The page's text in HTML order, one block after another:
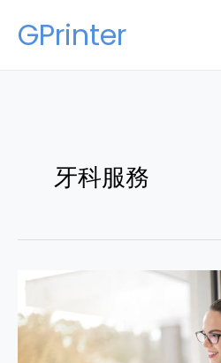
GPrinter
牙科服務
杜
根